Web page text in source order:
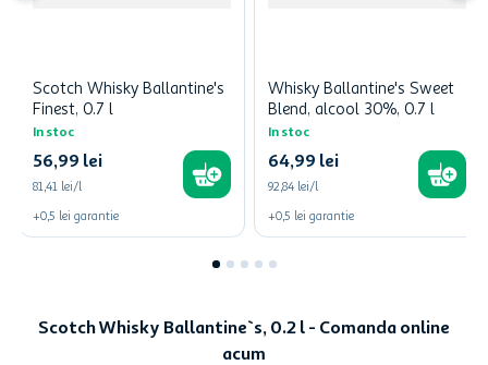
Scotch Whisky Ballantine's
Finest, 0.7 l
In stoc
56,99 lei
81,41 lei/l
+0,5 lei garantie
Whisky Ballantine's Sweet
Blend, alcool 30%, 0.7 l
In stoc
64,99 lei
92,84 lei/l
+0,5 lei garantie
Scotch Whisky Ballantine`s, 0.2 l - Comanda online
acum